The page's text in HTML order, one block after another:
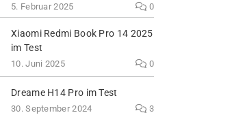
5. Februar 2025 0
Xiaomi Redmi Book Pro 14 2025
im Test
10. Juni 2025 0
Dreame H14 Pro im Test
30. September 2024 3